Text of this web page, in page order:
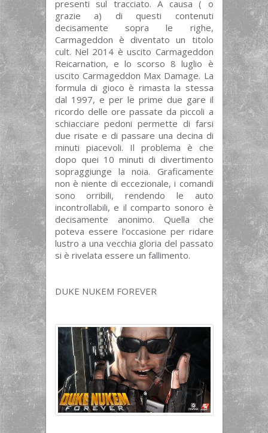
presenti sul tracciato. A causa ( o
grazie a) di questi contenuti
decisamente sopra le righe,
Carmageddon è diventato un titolo
cult. Nel 2014 è uscito Carmageddon
Reicarnation, e lo scorso 8 luglio è
uscito Carmageddon Max Damage. La
formula di gioco è rimasta la stessa
dal 1997, e per le prime due gare il
ricordo delle ore passate da piccoli a
schiacciare pedoni permette di farsi
due risate e di passare una decina di
minuti piacevoli. Il problema è che
dopo quei 10 minuti di divertimento
sopraggiunge la noia. Graficamente
non è niente di eccezionale, i comandi
sono orribili, rendendo le auto
incontrollabili, e il comparto sonoro è
decisamente anonimo. Quella che
poteva essere l’occasione per ridare
lustro a una vecchia gloria del passato
si è rivelata essere un fallimento.
DUKE NUKEM FOREVER